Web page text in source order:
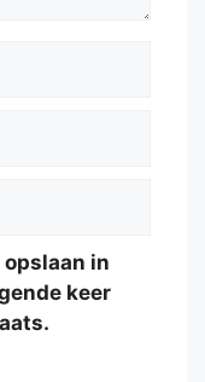
in
keer